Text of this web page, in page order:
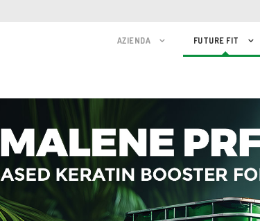
AZIENDA FUTURE FIT